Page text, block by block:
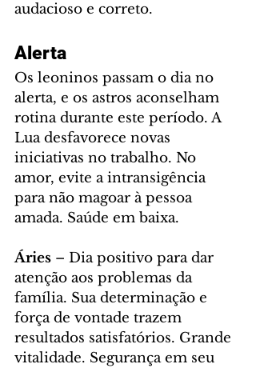
audacioso e correto.
Alerta
Os leoninos passam o dia no
alerta, e os astros aconselham
rotina durante este período. A
Lua desfavorece novas
iniciativas no trabalho. No
amor, evite a intransigência
para não magoar à pessoa
amada. Saúde em baixa.
Áries – Dia positivo para dar
atenção aos problemas da
família. Sua determinação e
força de vontade trazem
resultados satisfatórios. Grande
vitalidade. Segurança em seu